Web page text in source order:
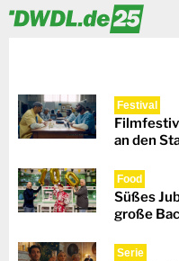
Festival
an den
Food
Süßes
große
Serie